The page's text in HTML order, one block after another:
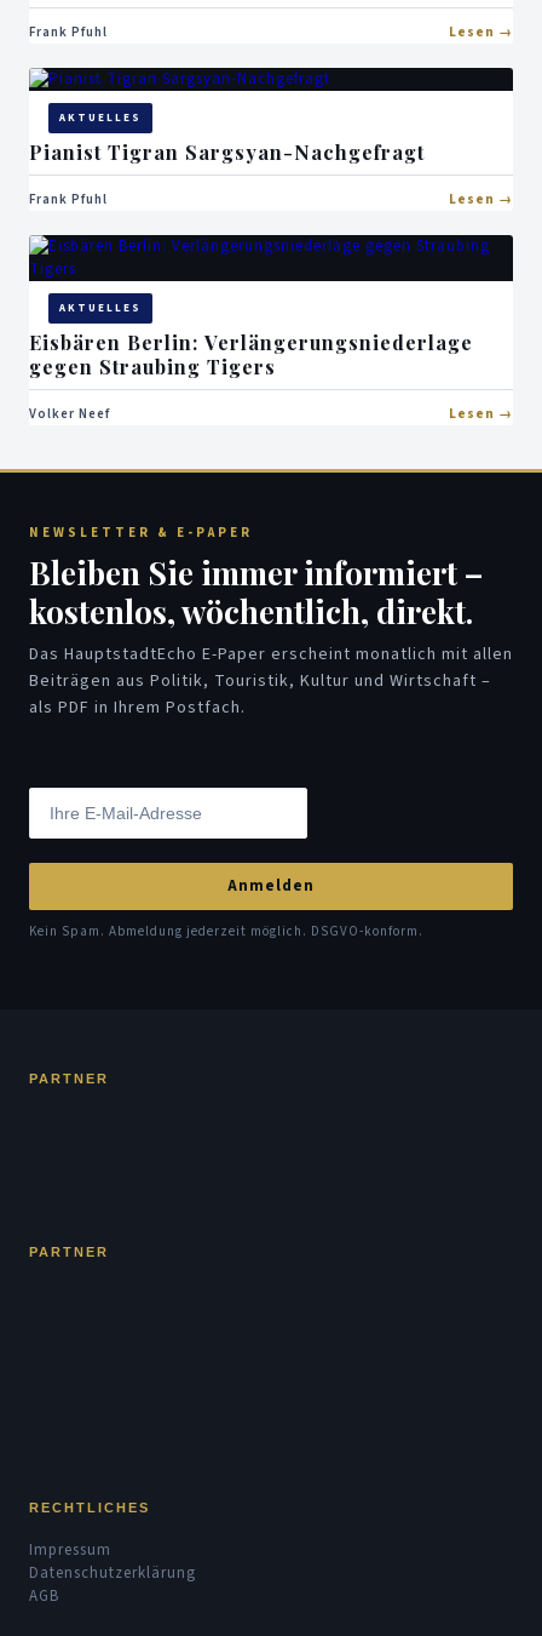
Frank Pfuhl Lesen
AKTUELLES
Pianist Tigran Sargsyan-Nachgefragt
Frank Pfuhl Lesen
AKTUELLES
Eisbären Berlin: Verlängerungsniederlage
gegen Straubing Tigers
Volker Neef Lesen
NEWSLETTER & E-PAPER
Bleiben Sie immer informiert –
kostenlos, wöchentlich, direkt.
Das HauptstadtEcho E-Paper erscheint monatlich mit allen
Beiträgen aus Politik, Touristik, Kultur und Wirtschaft –
als PDF in Ihrem Postfach.
Anmelden
Kein Spam. Abmeldung jederzeit möglich. DSGVO-konform.
PARTNER
PARTNER
RECHTLICHES
Impressum
Datenschutzerklärung
AGB